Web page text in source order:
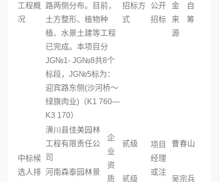
工程概
况
路两侧分布。目前，
土方整形、植物种
植、水景土建等工程
已完成。本项目分
JG№1- JG№8共8个
标段，JG№5标为：
迎宾路东侧(沙河桥～
绿旗肉业)（K1 760—
K3 170）
招标方
式
公开
招标
金
来
源
自
筹
中标候
选人排
潢川县佳美园林
工程有限责任公
司
企
业
资
质
贰级
项目
经理
或注
曹春山
河南森泰园林景
贰级 吴宗兵